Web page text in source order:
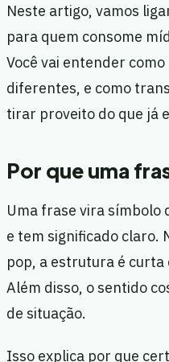
Neste artigo, vamos
para quem consome
Você vai entender
diferentes, e como
tirar proveito do que já
Por que uma
Uma frase vira símbolo
e tem significado claro.
pop, a estrutura é
Além disso, o sentido
de situação.
Isso explica por que